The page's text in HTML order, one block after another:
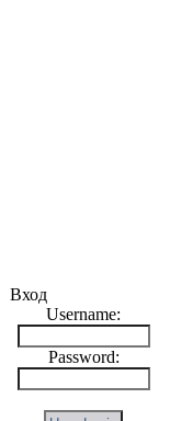
Вход
Username:
Password: